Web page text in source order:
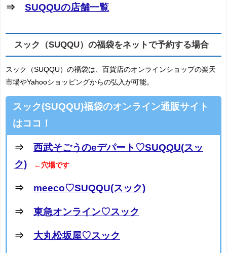
⇒ SUQQUの店舗一覧
スック（SUQQU）の福袋をネットで予約する場合
スック（SUQQU）の福袋は、百貨店のオンラインショップの楽天
市場やYahooショッピングからの弘入が可能。
スック(SUQQU)福袋のオンライン通販サイト
はココ！
⇒ 西武そごうのeデパート♡SUQQU(スッ
ク) ←穴場です
⇒ meeco♡SUQQU(スック)
⇒ 東急オンライン♡スック
⇒ 大丸松坂屋♡スック